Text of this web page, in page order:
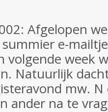
Afgelopen
e-
volgende week
Natuurlijk
mw.
ander na te